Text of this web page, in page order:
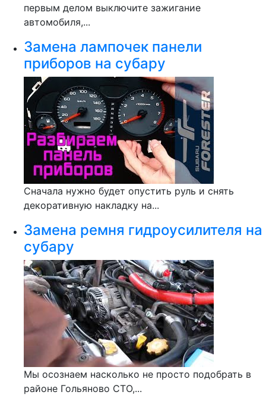
первым делом выключите зажигание
автомобиля,...
Замена лампочек панели
приборов на субару
Сначала нужно будет опустить руль и снять
декоративную накладку на...
Замена ремня гидроусилителя на
субару
Мы осознаем насколько не просто подобрать в
районе Гольяново СТО,...